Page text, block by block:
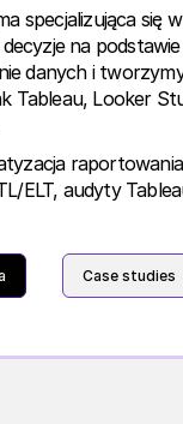
specjalizująca się
na
danych i
Tableau, Looker
ELT, audyty
Case studies